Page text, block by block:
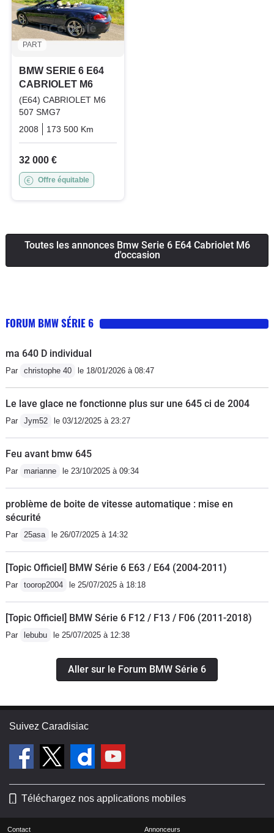
PART
BMW SERIE 6 E64
CABRIOLET M6
(E64) CABRIOLET M6
507 SMG7
2008
173 500 Km
32 000 €
Offre équitable
Toutes les annonces Bmw Serie 6 E64 Cabriolet M6
d'occasion
FORUM BMW SÉRIE 6
ma 640 D individual
Par christophe 40 le 18/01/2026 à 08:47
Le lave glace ne fonctionne plus sur une 645 ci de 2004
Par Jym52 le 03/12/2025 à 23:27
Feu avant bmw 645
Par marianne le 23/10/2025 à 09:34
problème de boite de vitesse automatique : mise en
sécurité
Par 25asa le 26/07/2025 à 14:32
[Topic Officiel] BMW Série 6 E63 / E64 (2004-2011)
Par toorop2004 le 25/07/2025 à 18:18
[Topic Officiel] BMW Série 6 F12 / F13 / F06 (2011-2018)
Par lebubu le 25/07/2025 à 12:38
Aller sur le Forum BMW Série 6
Suivez Caradisiac
Téléchargez nos applications mobiles
Contact Annonceurs